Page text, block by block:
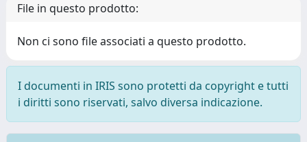
File in questo prodotto:
Non ci sono file associati a questo prodotto.
I documenti in IRIS sono protetti da copyright e tutti
i diritti sono riservati, salvo diversa indicazione.